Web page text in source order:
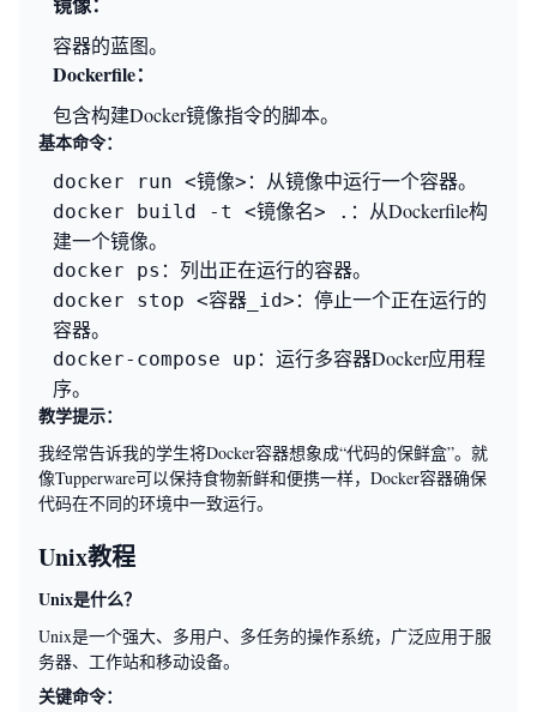
容器的蓝图。
Dockerfile：
包含构建Docker镜像指令的脚本。
基本命令：
docker run <镜像> ：从镜像中运行一个容器。
docker build -t <镜像名> . ：从Dockerfile构
建一个镜像。
docker ps ：列出正在运行的容器。
docker stop <容器_id> ：停止一个正在运行的
容器。
docker-compose up ：运行多容器Docker应用程
序。
教学提示：
我经常告诉我的学生将Docker容器想象成“代码的保鲜盒”。就
像Tupperware可以保持食物新鲜和便携一样，Docker容器确保
代码在不同的环境中一致运行。
Unix教程
Unix是什么？
Unix是一个强大、多用户、多任务的操作系统，广泛应用于服
务器、工作站和移动设备。
关键命令：